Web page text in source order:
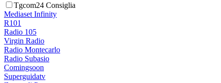
Tgcom24 Consiglia
Mediaset Infinity
R101
Radio 105
Virgin Radio
Radio Montecarlo
Radio Subasio
Comingsoon
Superguidatv